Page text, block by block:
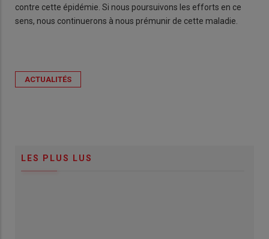
contre cette épidémie. Si nous poursuivons les efforts en ce
sens, nous continuerons à nous prémunir de cette maladie.
ACTUALITÉS
LES PLUS LUS